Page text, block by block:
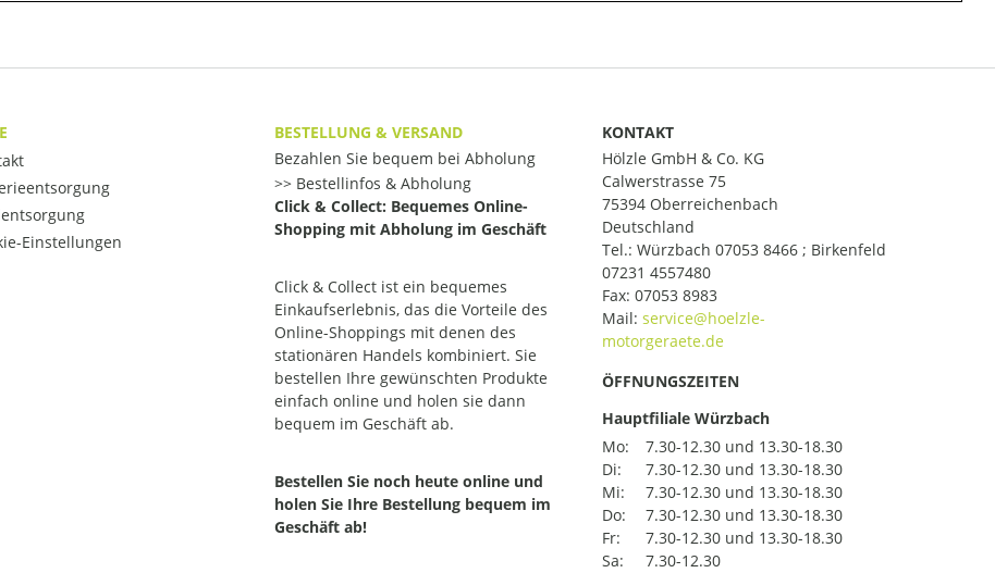
Einstellungen
BESTELLUNG & VERSAND
Bezahlen Sie bequem bei Abholung
Bestellinfos & Abholung
Click & Collect: Bequemes Online-
Shopping mit Abholung im Geschäft
Click & Collect ist ein bequemes
Einkaufserlebnis, das die Vorteile des
Online-Shoppings mit denen des
stationären Handels kombiniert. Sie
bestellen Ihre gewünschten Produkte
einfach online und holen sie dann
bequem im Geschäft ab.
Bestellen Sie noch heute online und
holen Sie Ihre Bestellung bequem im
Geschäft ab!
KONTAKT
Hölzle GmbH & Co. KG
Calwerstrasse 75
75394 Oberreichenbach
Deutschland
Tel.: Würzbach 07053 8466 ; Birkenfeld
07231 4557480
Fax: 07053 8983
Mail:
ÖFFNUNGSZEITEN
Hauptfiliale Würzbach
Mo:
7.30-12.30 und 13.30-18.30
Di:
7.30-12.30 und 13.30-18.30
Mi:
7.30-12.30 und 13.30-18.30
Do:
7.30-12.30 und 13.30-18.30
Fr:
7.30-12.30 und 13.30-18.30
Sa:
7.30-12.30